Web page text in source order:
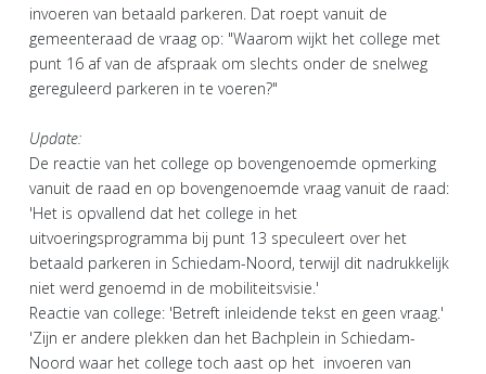
invoeren van betaald parkeren. Dat roept vanuit de
gemeenteraad de vraag op: "Waarom wijkt het college met
punt 16 af van de afspraak om slechts onder de snelweg
gereguleerd parkeren in te voeren?"
Update:
De reactie van het college op bovengenoemde opmerking
vanuit de raad en op bovengenoemde vraag vanuit de raad:
'Het is opvallend dat het college in het
uitvoeringsprogramma bij punt 13 speculeert over het
betaald parkeren in Schiedam-Noord, terwijl dit nadrukkelijk
niet werd genoemd in de mobiliteitsvisie.'
Reactie van college: 'Betreft inleidende tekst en geen vraag.'
'Zijn er andere plekken dan het Bachplein in Schiedam-
Noord waar het college toch aast op het invoeren van